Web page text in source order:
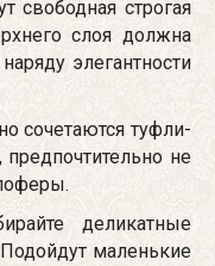
свободная строгая
слоя должна
элегантности
сочетаются туфли-
не
деликатные
маленькие